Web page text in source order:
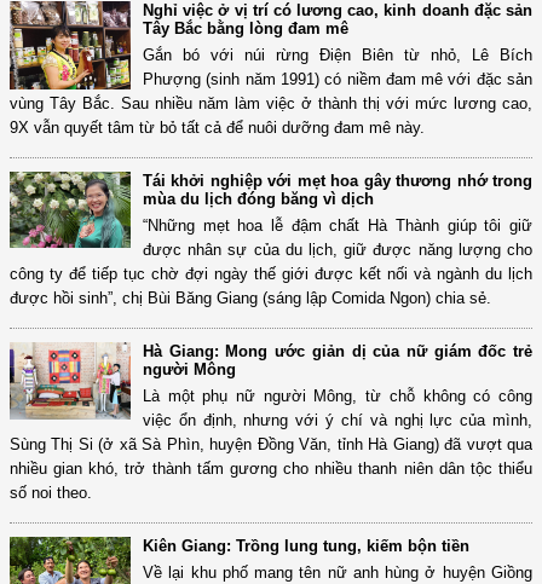
Nghỉ việc ở vị trí có lương cao, kinh doanh đặc sản
Tây Bắc bằng lòng đam mê
Gắn bó với núi rừng Điện Biên từ nhỏ, Lê Bích
Phượng (sinh năm 1991) có niềm đam mê với đặc sản
vùng Tây Bắc. Sau nhiều năm làm việc ở thành thị với mức lương cao,
9X vẫn quyết tâm từ bỏ tất cả để nuôi dưỡng đam mê này.
Tái khởi nghiệp với mẹt hoa gây thương nhớ trong
mùa du lịch đóng băng vì dịch
“Những mẹt hoa lễ đậm chất Hà Thành giúp tôi giữ
được nhân sự của du lịch, giữ được năng lượng cho
công ty để tiếp tục chờ đợi ngày thế giới được kết nối và ngành du lịch
được hồi sinh”, chị Bùi Băng Giang (sáng lập Comida Ngon) chia sẻ.
Hà Giang: Mong ước giản dị của nữ giám đốc trẻ
người Mông
Là một phụ nữ người Mông, từ chỗ không có công
việc ổn định, nhưng với ý chí và nghị lực của mình,
Sùng Thị Si (ở xã Sà Phìn, huyện Đồng Văn, tỉnh Hà Giang) đã vượt qua
nhiều gian khó, trở thành tấm gương cho nhiều thanh niên dân tộc thiểu
số noi theo.
Kiên Giang: Trồng lung tung, kiếm bộn tiền
Về lại khu phố mang tên nữ anh hùng ở huyện Giồng